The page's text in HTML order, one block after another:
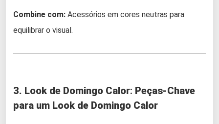
Combine com: Acessórios em cores neutras para
equilibrar o visual.
3. Look de Domingo Calor: Peças-Chave
para um Look de Domingo Calor